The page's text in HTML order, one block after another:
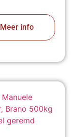
Meer info